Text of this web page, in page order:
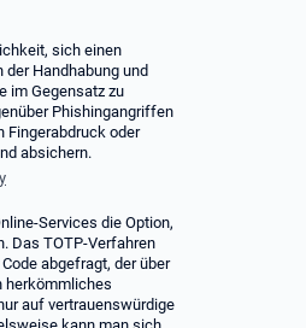
sich einen
Handhabung und
im Gegensatz zu
Phishingangriffen
Fingerabdruck oder
absichern.
Services die Option,
Das TOTP-Verfahren
abgefragt, der über
herkömmliches
auf vertrauenswürdige